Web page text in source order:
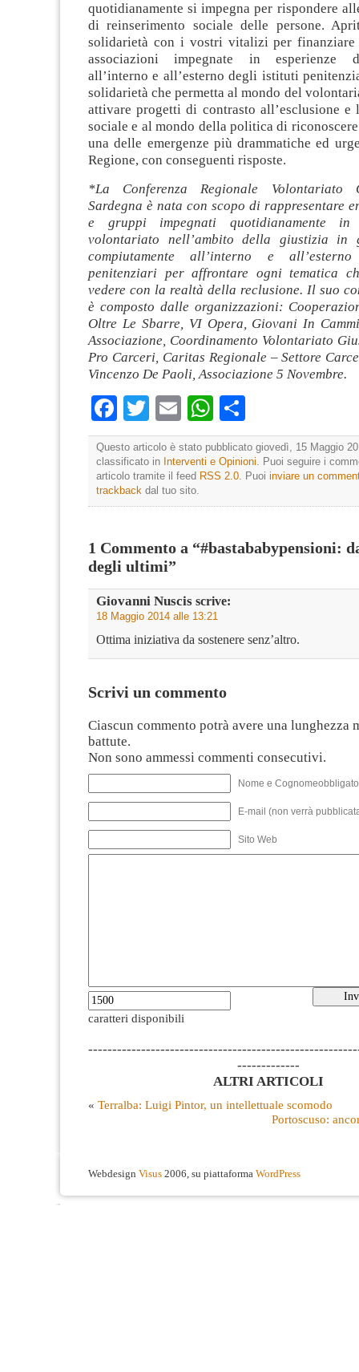
quotidianamente si impegna per rispondere
di reinserimento sociale delle persone.
solidarietà con i vostri vitalizi per
associazioni impegnate in esperienze
all’interno e all’esterno degli istituti
solidarietà che permetta al mondo del
attivare progetti di contrasto all’esclusione e
sociale e al mondo della politica di
una delle emergenze più drammatiche ed
Regione, con conseguenti risposte.
*La Conferenza Regionale Volontariato
Sardegna è nata con scopo di rappresentare
e gruppi impegnati quotidianamente in
volontariato nell’ambito della giustizia in
compiutamente all’interno e
penitenziari per affrontare ogni tematica
vedere con la realtà della reclusione. Il suo
è composto dalle organizzazioni:
Oltre Le Sbarre, VI Opera, Giovani In
Associazione, Coordinamento Volontariato
Pro Carceri, Caritas Regionale – Settore
Vincenzo De Paoli, Associazione 5 Novembre.
Facebook
TwitterEmailWhatsApp
Questo articolo è stato pubblicato giovedì, 15 Maggio
classificato in Interventi e Opinioni. Puoi seguire i
articolo tramite il feed RSS 2.0. Puoi inviare un
trackback dal tuo sito.
1 Commento a “#bastababypensioni:
degli ultimi”
Giovanni Nuscis scrive:
18 Maggio 2014 alle 13:21
Ottima iniziativa da sostenere senz’altro.
Scrivi un commento
Ciascun commento potrà avere una lunghezza
battute.
Non sono ammessi commenti consecutivi.
Nome e
E-mail (non verrà
Sito Web
caratteri disponibili
-------------
ALTRI ARTICOLI
« Terralba: Luigi Pintor, un intellettuale scomodo
Portoscuso:
Webdesign Visus 2006, su piattaforma WordPress